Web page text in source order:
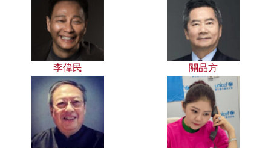
李偉民 關品方